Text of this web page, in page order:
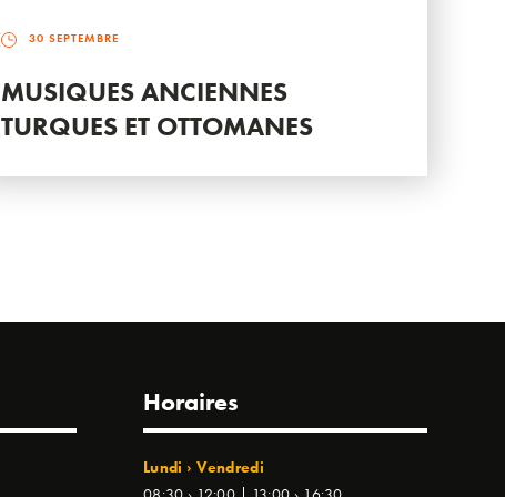
30 SEPTEMBRE
MUSIQUES ANCIENNES
TURQUES ET OTTOMANES
Horaires
Lundi › Vendredi